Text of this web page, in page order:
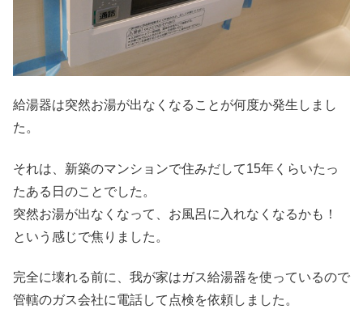
給湯器は突然お湯が出なくなることが何度か発生しまし
た。
それは、新築のマンションで住みだして15年くらいたっ
たある日のことでした。
突然お湯が出なくなって、お風呂に入れなくなるかも！
という感じで焦りました。
完全に壊れる前に、我が家はガス給湯器を使っているので
管轄のガス会社に電話して点検を依頼しました。